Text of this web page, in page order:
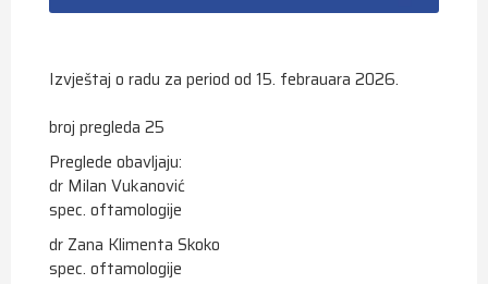
Izvještaj o radu za period od 15. febrauara 2026.
broj pregleda 25
Preglede obavljaju:
dr Milan Vukanović
spec. oftamologije
dr Zana Klimenta Skoko
spec. oftamologije